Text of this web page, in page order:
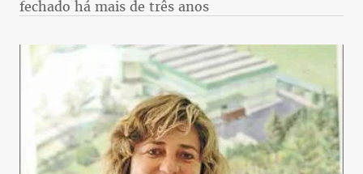
fechado há mais de três anos